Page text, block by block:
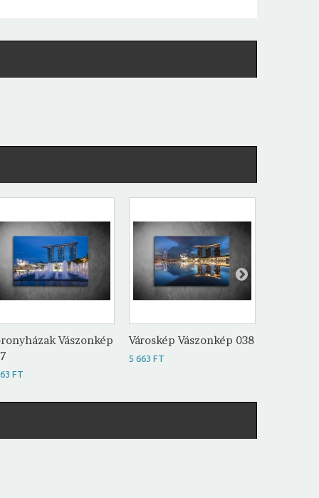
Vászonkép
FT
Városkép Vászonkép 038
5 663 FT